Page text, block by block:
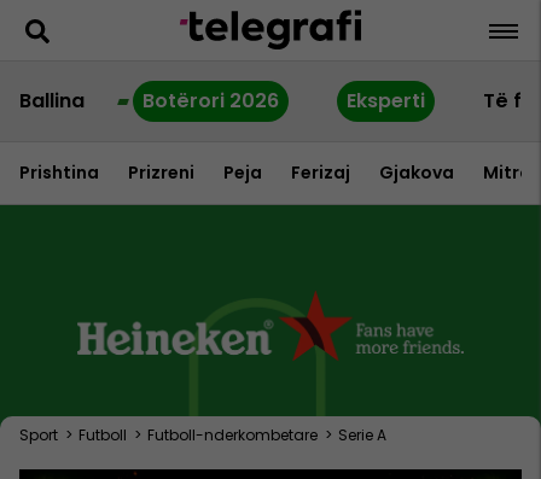
Ballina Botërori 2026 Eksperti Të
Prishtina Prizreni Peja Ferizaj Gjakova
Sport > Futboll > Futboll-nderkombetare > Serie A